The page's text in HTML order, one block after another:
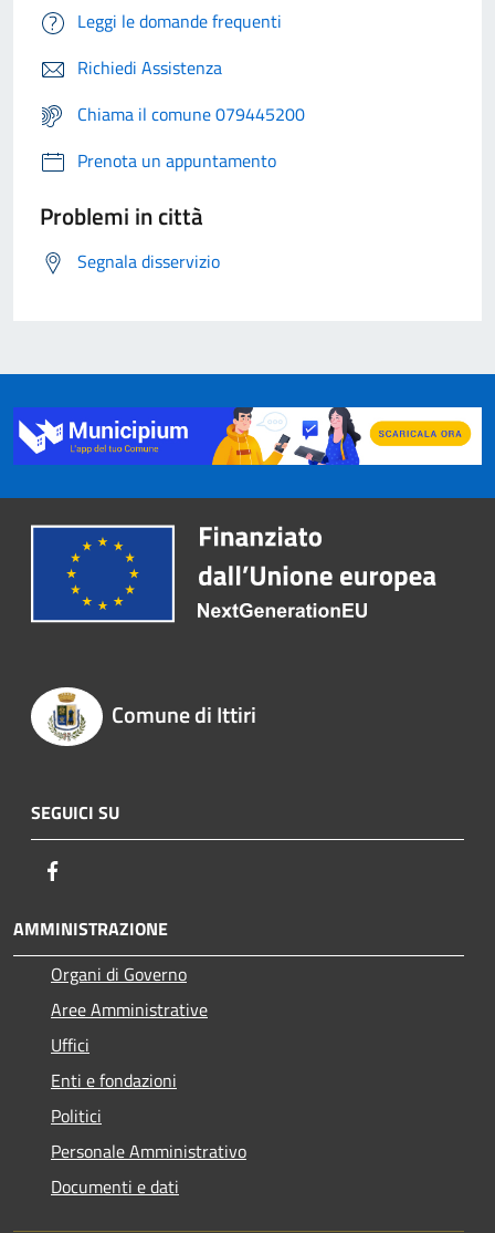
Leggi le domande frequenti
Richiedi Assistenza
Chiama il comune 079445200
Prenota un appuntamento
Problemi in città
Segnala disservizio
Comune di Ittiri
SEGUICI SU
AMMINISTRAZIONE
Organi di Governo
Aree Amministrative
Uffici
Enti e fondazioni
Politici
Personale Amministrativo
Documenti e dati